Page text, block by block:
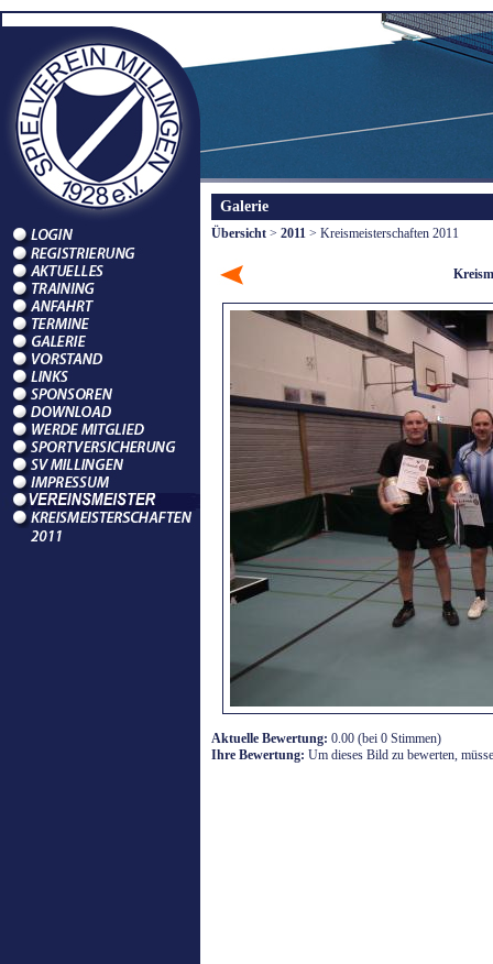
Galerie
Übersicht > 2011 > Kreismeisterschaften 2011
Aktuelle Bewertung: 0.00 (bei 0 Stimmen)
Ihre Bewertung: Um dieses Bild zu bewerten,